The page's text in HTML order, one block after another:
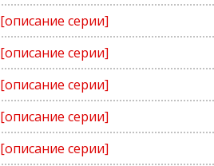
[описание серии]
[описание серии]
[описание серии]
[описание серии]
[описание серии]